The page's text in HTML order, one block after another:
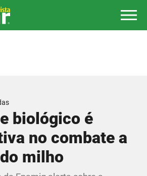
biológico é
no combate a
milho